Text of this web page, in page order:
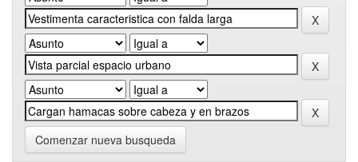
Comenzar nueva busqueda